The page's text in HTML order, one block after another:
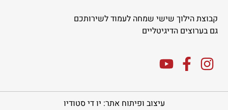
קבוצת הילוך שישי שמחה לעמוד לשירותכם
גם בערוצים הדיגיטליים
עיצוב ופיתוח אתר: יו די סטודיו